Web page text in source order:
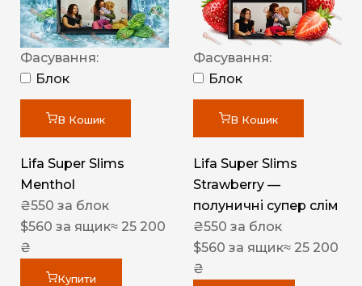
Фасування:
Блок
В Кошик
Lifa Super Slims
Menthol
₴550 за блок
$560 за ящик≈ 25 200
₴
Купити
Фасування:
Блок
В Кошик
Lifa Super Slims
Strawberry —
полуничні супер слім
₴550 за блок
$560 за ящик≈ 25 200
₴